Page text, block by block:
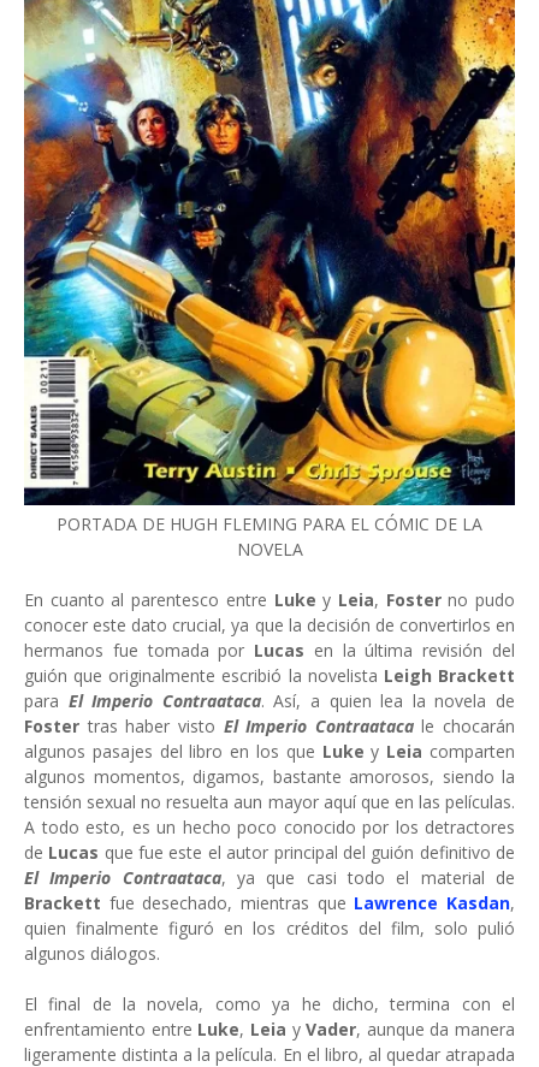
PORTADA DE HUGH FLEMING PARA EL CÓMIC DE LA
NOVELA
En cuanto al parentesco entre Lukey Leia, Fosterno pudo
conocer este dato crucial, ya que la decisión de convertirlos en
hermanos fue tomada por Lucas en la última revisión del
guión que originalmente escribió la novelista Leigh Brackett
para El Imperio Contraataca. Así, a quien lea la novela de
Fostertras haber visto El Imperio Contraatacale chocarán
algunos pasajes del libro en los que Lukey Leia comparten
algunos momentos, digamos, bastante amorosos, siendo la
tensión sexual no resuelta aun mayor aquí que en las películas.
A todo esto, es un hecho poco conocido por los detractores
de Lucas que fue este el autor principal del guión definitivo de
El Imperio Contraataca, ya que casi todo el material de
Brackett fue desechado, mientras que Lawrence Kasdan,
quien finalmente figuró en los créditos del film, solo pulió
algunos diálogos.
El final de la novela, como ya he dicho, termina con el
enfrentamiento entre Luke, Leia yVader, aunque da manera
ligeramente distinta a la película. En el libro, al quedar atrapada